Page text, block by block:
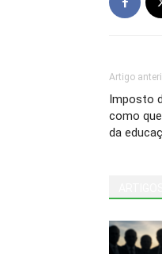
Artigo
Imposto
como
da